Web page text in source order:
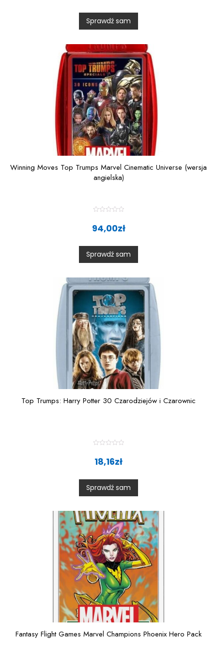
0
o
u
t
5
Sprawdź sam
Winning Moves Top Trumps Marvel Cinematic Universe (wersja
angielska)
t
0
o
u
t
5
94,00zł
Sprawdź sam
Top Trumps: Harry Potter 30 Czarodziejów i Czarownic
0
o
u
t
5
18,16zł
Sprawdź sam
Fantasy Flight Games Marvel Champions Phoenix Hero Pack